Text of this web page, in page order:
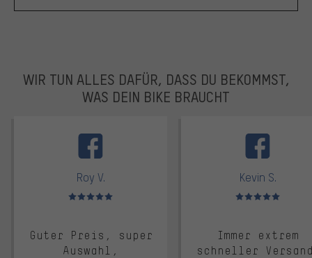
WIR TUN ALLES DAFÜR, DASS DU BEKOMMST,
WAS DEIN BIKE BRAUCHT
Roy V.
Bewertungen: 5 von 5
Guter Preis, super
Auswahl,
Kevin S.
Bewertungen: 5 von 5
Immer extrem
schneller